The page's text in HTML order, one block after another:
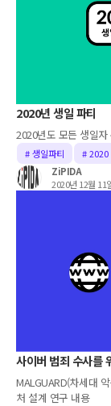
2020년 생일 파티
2020년도 모든 생일
# 생일파티
# 2020
ZiPIDA
2020년 12월 11
사이버 범죄 수사를
MALGUARD(차세대
처 설계 연구 내용